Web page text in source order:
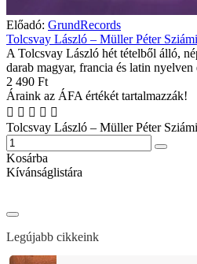
Előadó: GrundRecords
Tolcsvay László – Müller Péter
A Tolcsvay László hét tételből álló,
darab magyar, francia és latin
2 490 Ft
Áraink az ÁFA értékét tartalmazzák!
Tolcsvay László – Müller Péter
Kosárba
Kívánságlistára
Legújabb cikkeink